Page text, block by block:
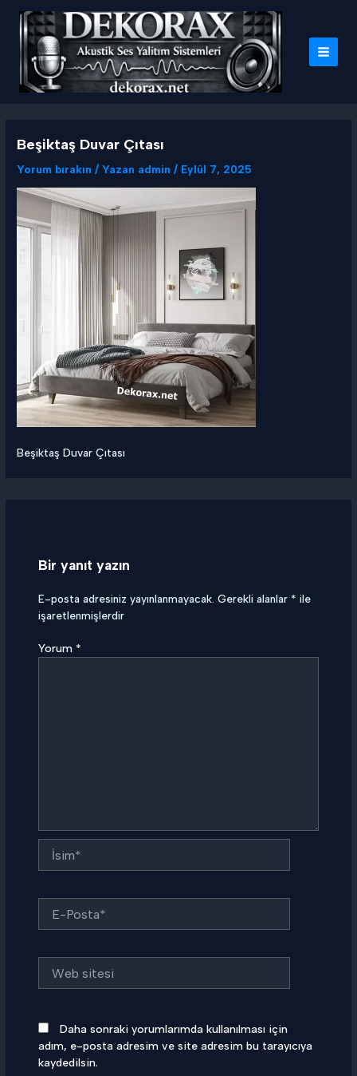
Beşiktaş Duvar Çıtası
Yorum bırakın / Yazan admin/ Eylül 7, 2025
Beşiktaş Duvar Çıtası
Bir yanıt yazın
E-posta adresiniz yayınlanmayacak. Gerekli alanlar * ile
işaretlenmişlerdir
Yorum *
İsim*
Posta*
sitesi
Daha sonraki yorumlarımda kullanılması için
adım, e-posta adresim ve site adresim bu tarayıcıya
kaydedilsin.